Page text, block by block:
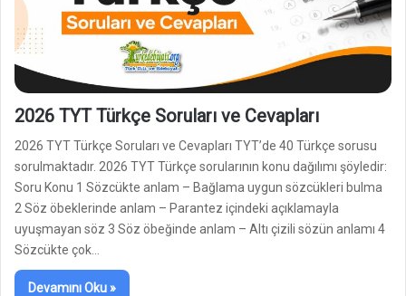
2026 TYT Türkçe Soruları ve Cevapları
2026 TYT Türkçe Soruları ve Cevapları TYT’de 40 Türkçe sorusu
sorulmaktadır. 2026 TYT Türkçe sorularının konu dağılımı şöyledir:
Soru Konu 1 Sözcükte anlam – Bağlama uygun sözcükleri bulma
2 Söz öbeklerinde anlam – Parantez içindeki açıklamayla
uyuşmayan söz 3 Söz öbeğinde anlam – Altı çizili sözün anlamı 4
Sözcükte çok…
Devamını Oku »